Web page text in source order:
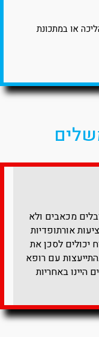
או במתכונת
מכאבים ולא
אורתופדיות
יכולים לסכן את
עם רופא
היינו באחריות